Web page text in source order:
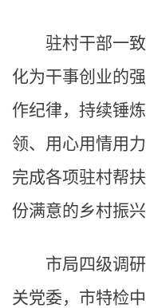
驻村干部一
化为干事创业的
作纪律，持续锤
领、用心用情用
完成各项驻村帮
份满意的乡村振兴
市局四级调
关党委，市特检